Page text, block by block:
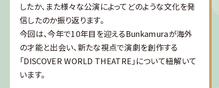
したか、また様々な公演によってどのような文化を発
信したのか振り返ります。
今回は、今年で10年目を迎えるBunkamuraが海外
の才能と出会い、新たな視点で演劇を創作する
「DISCOVER WORLD THEATRE」について紐解いて
います。